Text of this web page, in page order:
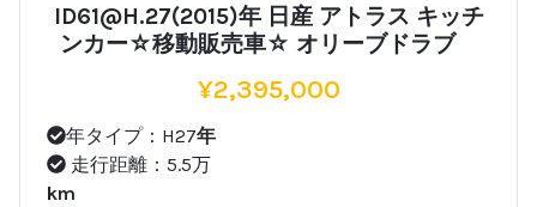
ID61@H.27(2015)年 日産 アトラス キッチ
ンカー☆移動販売車☆ オリーブドラブ
¥2,395,000
年タイプ：H27年
走行距離：5.5万
km